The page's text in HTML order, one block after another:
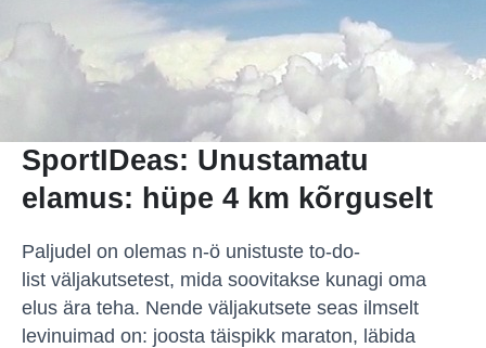
SportIDeas: Unustamatu
elamus: hüpe 4 km kõrguselt
Paljudel on olemas n-ö unistuste to-do-
list väljakutsetest, mida soovitakse kunagi oma
elus ära teha. Nende väljakutsete seas ilmselt
levinuimad on: joosta täispikk maraton, läbida